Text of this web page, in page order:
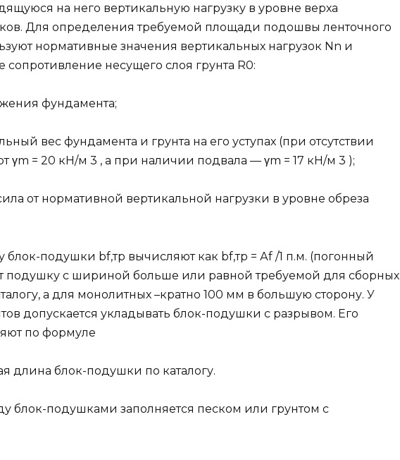
на него вертикальную нагрузку в уровне верха
Для определения требуемой площади подошвы ленточного
нормативные значения вертикальных нагрузок Nn и
сопротивление несущего слоя грунта R0:
фундамента;
вес фундамента и грунта на его уступах (при отсутствии
γm = 20 кН/м 3 , а при наличии подвала — γm = 17 кН/м 3 );
от нормативной вертикальной нагрузки в уровне обреза
подушки bf,тр вычисляют как bf,тр = Аf /1 п.м. (погонный
подушку с шириной больше или равной требуемой для сборных
а для монолитных –кратно 100 мм в большую сторону. У
допускается укладывать блок-подушки с разрывом. Его
по формуле
длина блок-подушки по каталогу.
блок-подушками заполняется песком или грунтом с